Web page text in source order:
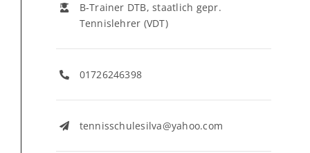
B-Trainer DTB, staatlich gepr.
Tennislehrer (VDT)
01726246398
tennisschulesilva@yahoo.com